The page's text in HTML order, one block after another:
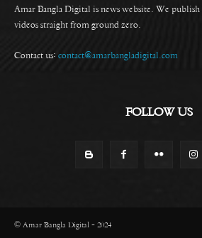
Amar Bangla Digital is news website. We
videos straight from ground zero.
Contact us:contact@amarbangladigital.com
FOLLOW US
© Amar Bangla Digital - 2024